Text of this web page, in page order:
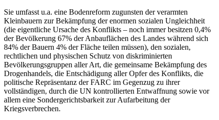
Sie umfasst u.a. eine Bodenreform zugunsten der verarmten
Kleinbauern zur Bekämpfung der enormen sozialen Ungleichheit
(die eigentliche Ursache des Konflikts – noch immer besitzen 0,4%
der Bevölkerung 67% der Anbauflächen des Landes während sich
84% der Bauern 4% der Fläche teilen müssen), den sozialen,
rechtlichen und physischen Schutz von diskriminierten
Bevölkerungsgruppen aller Art, die gemeinsame Bekämpfung des
Drogenhandels, die Entschädigung aller Opfer des Konflikts, die
politische Repräsentanz der FARC im Gegenzug zu ihrer
vollständigen, durch die UN kontrollierten Entwaffnung sowie vor
allem eine Sondergerichtsbarkeit zur Aufarbeitung der
Kriegsverbrechen.